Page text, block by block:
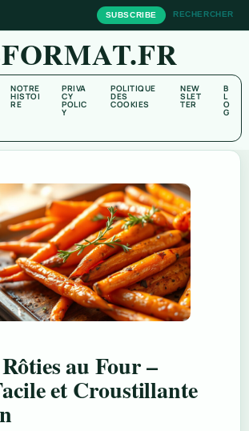
SUBSCRIBE RECHERCHER
NOTRE
HISTOI
RE
PRIVA
CY
POLIC
Y
POLITIQUE
DES
COOKIES
NEW
SLET
TER
B
L
O
G
au Four –
et Croustillante